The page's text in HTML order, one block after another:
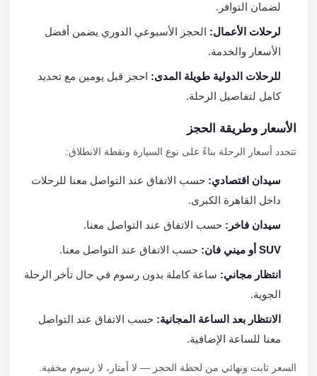
لضمان التوافر.
لرحلات الأعمال:الحجز الأسبوعي الدوري يضمن أفضل
الأسعار والخدمة.
للرحلات الدولية طويلة المدى:احجز قبل يومين مع تحديد
كامل لتفاصيل الرحلة.
الأسعار وطريقة الحجز
تتحدد أسعار الرحلة بناءً على نوع السيارة ونقطة الانطلاق:
سيدان اقتصادي:حسب الاتفاق عند التواصل معنا للرحلات
داخل القاهرة الكبرى.
سيدان فاخر:حسب الاتفاق عند التواصل معنا.
SUV أو ميني فان: حسب الاتفاق عند التواصل معنا.
انتظار مجاني:ساعة كاملة بدون رسوم في حال تأخر الرحلة
الجوية.
الانتظار بعد الساعة المجانية:حسب الاتفاق عند التواصل
معنا للساعة الإضافية.
السعر ثابت ونهائي من لحظة الحجز — لا أمتار، لا رسوم مخفية.